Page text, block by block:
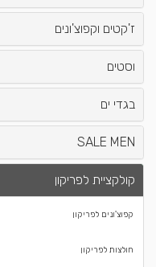
ז'קטים וקפוצ'ונים
וסטים
בגדי ים
SALE MEN
קולקציית לפריקון
קפוצ'ונים לפריקון
חולצות לפריקון